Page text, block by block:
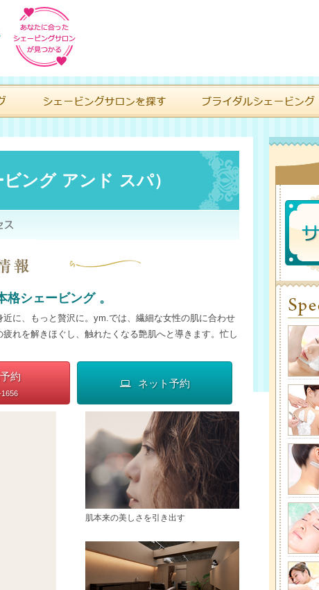
ング アンド スパ）
シェービング 。
に、もっと贅沢に。ym.では、繊細な女性の肌に合わせ
れを解きほぐし、触れたくなる艶肌へと導きます。忙し
約
ネット予約
肌本来の美しさを引き出す